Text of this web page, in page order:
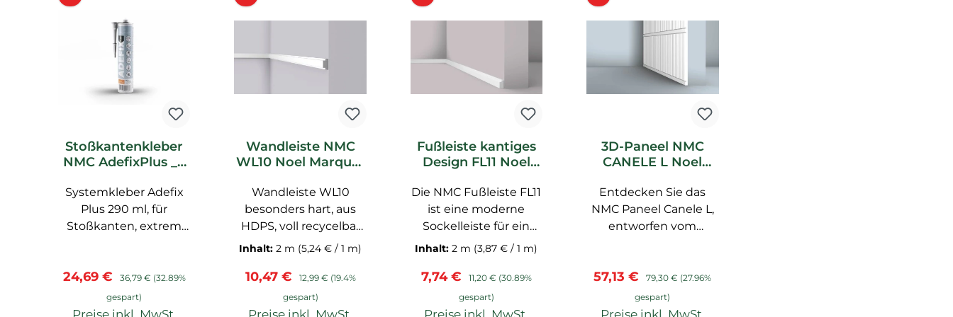
Stoßkantenkleber
NMC AdefixPlus _L
Zubehör
Systemkleber Adefix
Plus 290 ml, für
Stoßkanten, extrem
nachgespachtel
werden, schnell
trocknend
Verkaufspreis:
24,69 € Regulärer Preis:
36,79 € (32.89%
gespart)
Preise inkl. MwSt.
Wandleiste NMC
WL10 Noel Marquet
Wandleiste WL10
besonders hart, aus
HDPS, voll recycelbar
und grundiert NMC,
Inhalt:2 m (5,24 € / 1 m)
Verkaufspreis:
10,47 € Regulärer Preis:
12,99 € (19.4%
gespart)
Preise inkl. MwSt.
Fußleiste kantiges
Design FL11 Noel
Sockelleiste
Die NMC Fußleiste FL11
ist eine moderne
Sockelleiste für ein
schnelles Wand
einfache Montage
eigent sie sich für DIY
Wandgestaltungen.
Inhalt:2 m (3,87 € / 1 m)
Verkaufspreis:
7,74 € Regulärer Preis:
11,20 € (30.89%
gespart)
Preise inkl. MwSt.
3D-Paneel NMC
CANELE L Noel
Wandelement _L3
Entdecken Sie das
NMC Paneel Canele L,
entworfen vom
3D-Wandpaneel, Teil
der ARSTYL® Reihe,
besticht durch sein
Verkaufspreis:
57,13 € Regulärer Preis:
79,30 € (27.96%
gespart)
Preise inkl. MwSt.